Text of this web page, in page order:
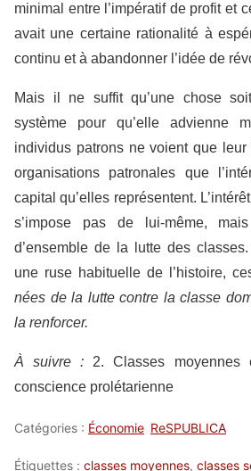
minimal entre l’impératif de profit et
avait une certaine rationalité à
continu et à abandonner l’idée de
Mais il ne suffit qu’une chose
système pour qu’elle advienne
individus patrons ne voient que
organisations patronales que
capital qu’elles représentent.
s’impose pas de lui-même,
d’ensemble de la lutte des
une ruse habituelle de l’histoire,
nées de la lutte contre la classe
la renforcer.
À suivre : 2. Classes moyennes
conscience prolétarienne
Catégories : Économie ReSPUBLICA
Étiquettes : classes moyennes, classes